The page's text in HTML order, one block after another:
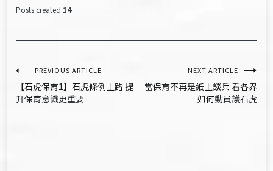
Posts created 14
文
章
PREVIOUS ARTICLE
【石虎保育1】石虎條例上路 提
升保育意識更重要
NEXT ARTICLE
當保育不再是紙上談兵 ​看各界
如何動員護石虎